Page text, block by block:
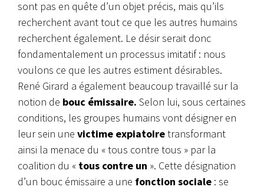
sont pas en quête d’un objet précis, mais qu’ils
recherchent avant tout ce que les autres humains
recherchent également. Le désir serait donc
fondamentalement un processus imitatif : nous
voulons ce que les autres estiment désirables.
René Girard a également beaucoup travaillé sur la
notion de bouc émissaire. Selon lui, sous certaines
conditions, les groupes humains vont désigner en
leur sein une victime expiatoiretransformant
ainsi la menace du « tous contre tous » par la
coalition du « tous contre un ». Cette désignation
d’un bouc émissaire a une fonction sociale : se